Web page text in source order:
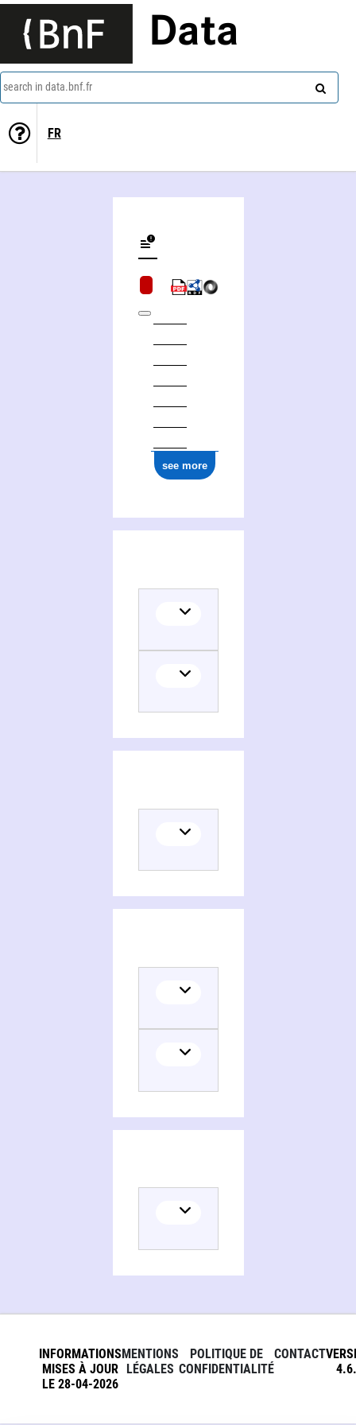
Data
search in data.bnf.fr
FR
see more
INFORMATIONS
MISES À JOUR
LE 28-04-2026
MENTIONS
LÉGALES
POLITIQUE DE
CONFIDENTIALITÉ
CONTACT